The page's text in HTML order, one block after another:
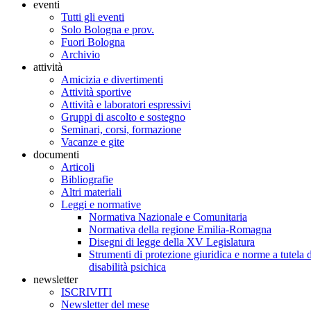
eventi
Tutti gli eventi
Solo Bologna e prov.
Fuori Bologna
Archivio
attività
Amicizia e divertimenti
Attività sportive
Attività e laboratori espressivi
Gruppi di ascolto e sostegno
Seminari, corsi, formazione
Vacanze e gite
documenti
Articoli
Bibliografie
Altri materiali
Leggi e normative
Normativa Nazionale e Comunitaria
Normativa della regione Emilia-Romagna
Disegni di legge della XV Legislatura
Strumenti di protezione giuridica e norme a tutela
disabilità psichica
newsletter
ISCRIVITI
Newsletter del mese